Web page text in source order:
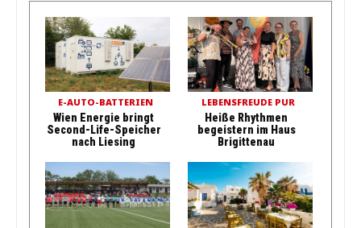
E-AUTO-BATTERIEN
Wien Energie bringt
Second-Life-Speicher
nach Liesing
LEBENSFREUDE PUR
Heiße Rhythmen
begeistern im Haus
Brigittenau